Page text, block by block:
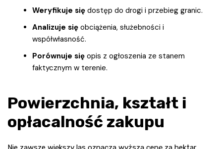
Weryfikuje się dostęp do drogi i przebieg granic.
Analizuje się obciążenia, służebności i
współwłasność.
Porównuje się opis z ogłoszenia ze stanem
faktycznym w terenie.
Powierzchnia, kształt i
opłacalność zakupu